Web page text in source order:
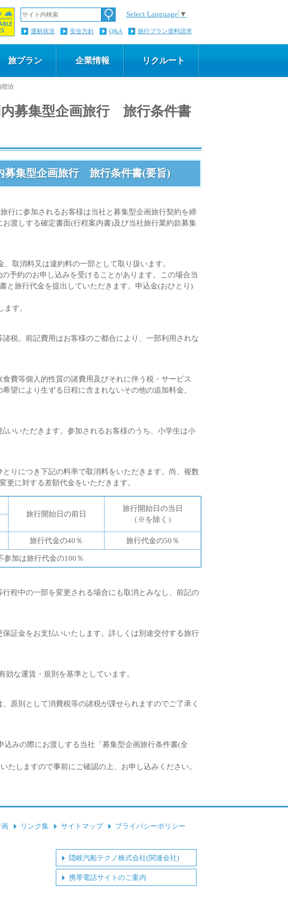
Select Language ▼
運航状況 安全方針 Q&A 旅行プラン資料請求
旅プラン 企業情報 リクルート
泊
募集型企画旅行 旅行条件書
集型企画旅行 旅行条件書(要旨)
行に参加されるお客様は当社と募集型企画旅行契約を締
渡しする確定書面(行程案内書)及び当社旅行業約款募集
取消料又は違約料の一部として取り扱います。
予約のお申し込みを受けることがあります。この場合当
と旅行代金を提出していただきます。申込金(おひとり)
す。
税。前記費用はお客様のご都合により、一部利用されな
費等個人的性質の諸費用及びそれに伴う税・サービス
望により生ずる日程に含まれないその他の追加料金。
いいただきます。参加されるお客様のうち、小学生は小
りにつき下記の料率で取消料をいただきます。尚、複数
更に対する差額代金をいただきます。
旅行開始日の前日
旅行開始日の当日
（※を除く）
旅行代金の40％ 旅行代金の50％
加は旅行代金の100％
程中の一部を変更される場合にも取消とみなし、前記の
証金をお支払いいたします。詳しくは別途交付する旅行
な運賃・規則を基準としています。
原則として消費税等の諸税が課せられますのでご了承く
みの際にお渡しする当社「募集型企画旅行条件書(全
しますので事前にご確認の上、お申し込みください。
画 リンク集 サイトマップ プライバシーポリシー
隠岐汽船テクノ株式会社(関連会社)
携帯電話サイトのご案内